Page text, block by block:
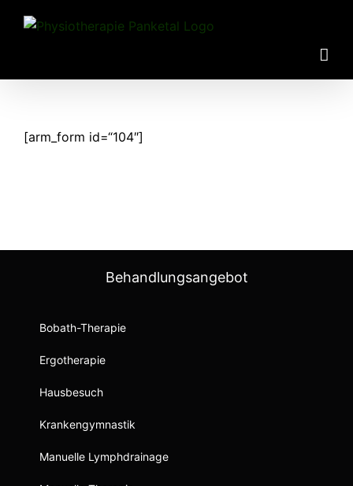
Inhalt
[arm_form id=“104″]
Behandlungsangebot
Bobath-Therapie
Ergotherapie
Hausbesuch
Krankengymnastik
Manuelle Lymphdrainage